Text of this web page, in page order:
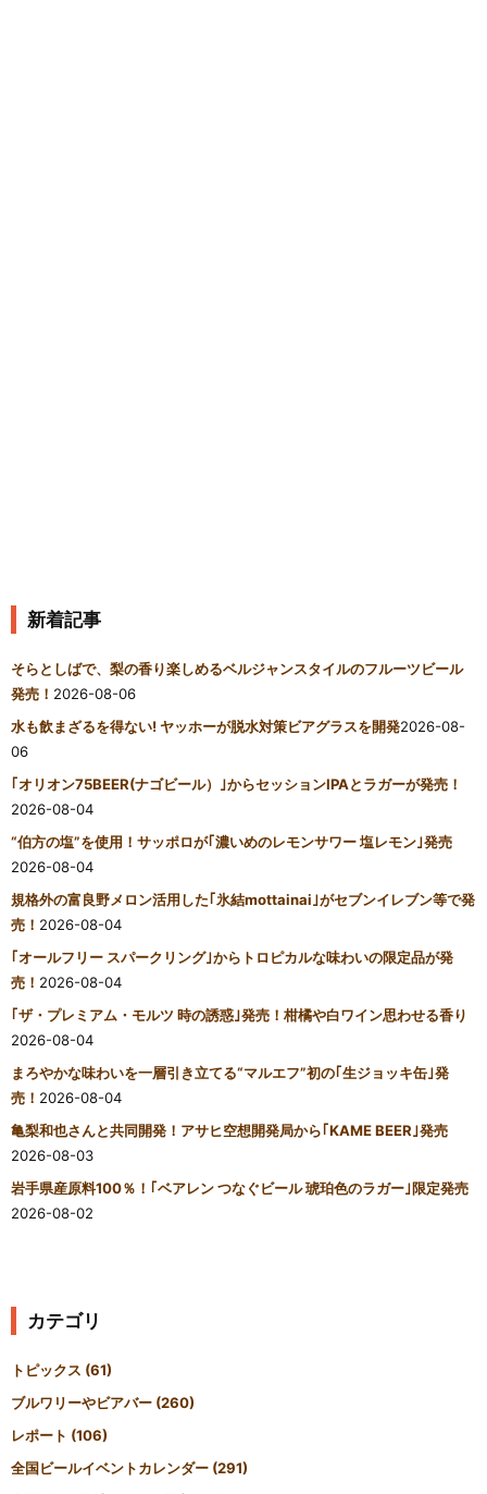
新着記事
そらとしばで、梨の香り楽しめるベルジャンスタイルのフルーツビール
発売！ 2026-08-06
水も飲まざるを得ない! ヤッホーが脱水対策ビアグラスを開発2026-08-
06
｢オリオン75BEER(ナゴビール）｣からセッションIPAとラガーが発売！
2026-08-04
“伯方の塩”を使用！サッポロが｢濃いめのレモンサワー 塩レモン｣発売
2026-08-04
規格外の富良野メロン活用した｢氷結mottainai｣がセブンイレブン等で発
売！ 2026-08-04
｢オールフリー スパークリング｣からトロピカルな味わいの限定品が発
売！ 2026-08-04
｢ザ・プレミアム・モルツ 時の誘惑｣発売！柑橘や白ワイン思わせる香り
2026-08-04
まろやかな味わいを一層引き立てる“マルエフ”初の｢生ジョッキ缶｣発
売！ 2026-08-04
亀梨和也さんと共同開発！アサヒ空想開発局から｢KAME BEER｣発売
2026-08-03
岩手県産原料100％！｢ベアレン つなぐビール 琥珀色のラガー｣限定発売
2026-08-02
カテゴリ
トピックス (61)
ブルワリーやビアバー (260)
レポート (106)
全国ビールイベントカレンダー (291)